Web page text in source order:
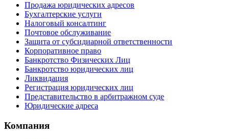
Продажа юридических адресов
Бухгалтерские услуги
Налоговый консалтинг
Почтовое обслуживание
Защита от субсидиарной ответственности
Корпоративное право
Банкротство Физических Лиц
Банкротство юридических лиц
Ликвидация
Регистрация юридических лиц
Представительство в арбитражном суде
Юридические адреса
Компания